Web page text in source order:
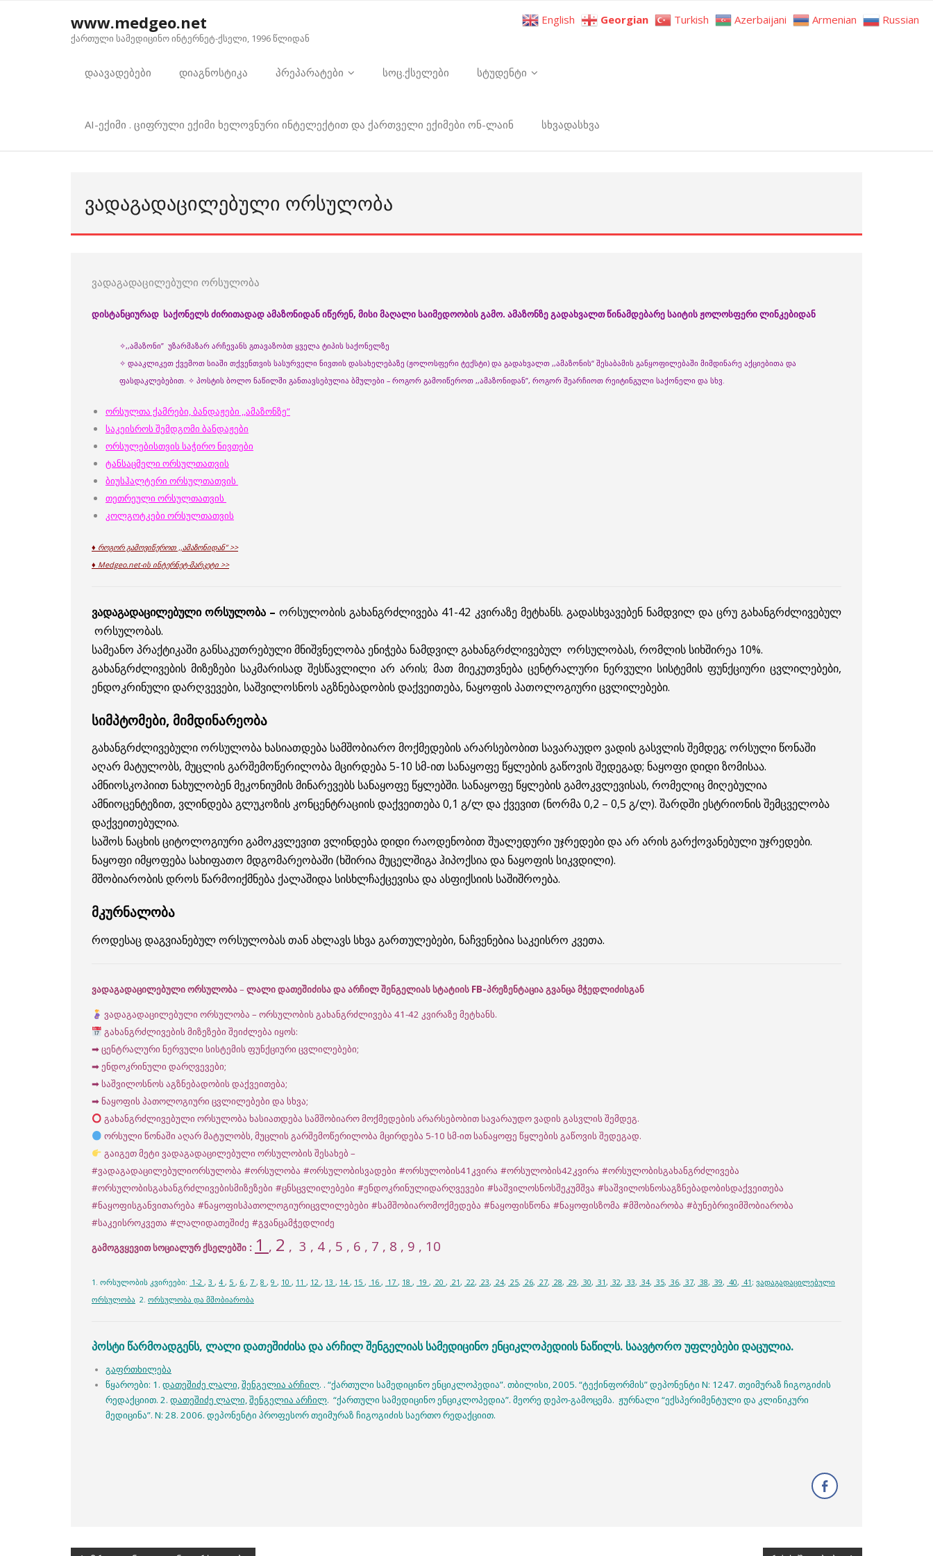
www.medgeo.net
ქართული სამედიცინო ინტერნეტ-ქსელი, 1996 წლიდან
დაავადებები დიაგნოსტიკა პრეპარატები სოც.ქსელები სტუდენტი
AI-ექიმი . ციფრული ექიმი ხელოვნური ინტელექტით და ქართველი ექიმები ონ-ლაინ სხვადასხვა
ᲕᲐᲓᲐᲒᲐᲓᲐᲪᲘᲚᲔᲑᲣᲚᲘ ᲝᲠᲡᲣᲚᲝᲑᲐ
ვადაგადაცილებული ორსულობა
დისტანციურად საქონელს ძირითადად ამაზონიდან იწერენ, მისი მაღალი საიმედოობის გამო. ამაზონზე გადახვალთ წინამდებარე საიტის ჟოლოსფერი ლინკებიდან
✧,,ამაზონი” უზარმაზარ არჩევანს გთავაზობთ ყველა ტიპის საქონელზე
✧ დააკლიკეთ ქვემოთ სიაში თქვენთვის სასურველი ნივთის დასახელებაზე (ჟოლოსფერი ტექსტი) და გადახვალთ ,,ამაზონის“ შესაბამის განყოფილებაში მიმდინარე აქციებითა და
ფასდაკლებებით. ✧ პოსტის ბოლო ნაწილში განთავსებულია ბმულები – როგორ გამოიწეროთ ,,ამაზონიდან”, როგორ შეარჩიოთ რეიტინგული საქონელი და სხვ.
ორსულთა ქამრები, ბანდაჟები ,,ამაზონზე”
საკეისროს შემდგომი ბანდაჟები
ორსულებისთვის საჭირო ნივთები
ტანსაცმელი ორსულთათვის
ბიუსჰალტერი ორსულთათვის
თეთრეული ორსულთათვის
კოლგოტკები ორსულთათვის
♦ როგორ გამოვიწეროთ ,,ამაზონიდან” >>
♦ Medgeo.net-ის ინტერნეტ-მარკეტი >>
ვადაგადაცილებული ორსულობა – ორსულობის გახანგრძლივება 41-42 კვირაზე მეტხანს. გადასხვავებენ ნამდვილ და ცრუ გახანგრძლივებულ
ორსულობას.
სამეანო პრაქტიკაში განსაკუთრებული მნიშვნელობა ენიჭება ნამდვილ გახანგრძლივებულ ორსულობას, რომლის სიხშირეა 10%.
გახანგრძლივების მიზეზები საკმარისად შესწავლილი არ არის; მათ მიეკუთვნება ცენტრალური ნერვული სისტემის ფუნქციური ცვლილებები,
ენდოკრინული დარღვევები, საშვილოსნოს აგზნებადობის დაქვეითება, ნაყოფის პათოლოგიური ცვლილებები.
სიმპტომები, მიმდინარეობა
გახანგრძლივებული ორსულობა ხასიათდება სამშობიარო მოქმედების არარსებობით სავარაუდო ვადის გასვლის შემდეგ; ორსული წონაში
აღარ მატულობს, მუცლის გარშემოწერილობა მცირდება 5-10 სმ-ით სანაყოფე წყლების გაწოვის შედეგად; ნაყოფი დიდი ზომისაა.
ამნიოსკოპიით ნახულობენ მეკონიუმის მინარევებს სანაყოფე წყლებში. სანაყოფე წყლების გამოკვლევისას, რომელიც მიღებულია
ამნიოცენტეზით, ვლინდება გლუკოზის კონცენტრაციის დაქვეითება 0,1 გ/ლ და ქვევით (ნორმა 0,2 – 0,5 გ/ლ). შარდში ესტრიონის შემცველობა
დაქვეითებულია.
საშოს ნაცხის ციტოლოგიური გამოკვლევით ვლინდება დიდი რაოდენობით შუალედური უჯრედები და არ არის გარქოვანებული უჯრედები.
ნაყოფი იმყოფება სახიფათო მდგომარეობაში (ხშირია მუცელშიგა ჰიპოქსია და ნაყოფის სიკვდილი).
მშობიარობის დროს წარმოიქმნება ქალაშიდა სისხლჩაქცევისა და ასფიქსიის საშიშროება.
მკურნალობა
როდესაც დაგვიანებულ ორსულობას თან ახლავს სხვა გართულებები, ნაჩვენებია საკეისრო კვეთა.
ვადაგადაცილებული ორსულობა– ლალი დათეშიძისა და არჩილ შენგელიას სტატიის FB-პრეზენტაცია გვანცა მჭედლიძისგან
ვადაგადაცილებული ორსულობა – ორსულობის გახანგრძლივება 41-42 კვირაზე მეტხანს.
გახანგრძლივების მიზეზები შეიძლება იყოს:
➡ ცენტრალური ნერვული სისტემის ფუნქციური ცვლილებები;
➡ ენდოკრინული დარღვევები;
➡ საშვილოსნოს აგზნებადობის დაქვეითება;
➡ ნაყოფის პათოლოგიური ცვლილებები და სხვა;
გახანგრძლივებული ორსულობა ხასიათდება სამშობიარო მოქმედების არარსებობით სავარაუდო ვადის გასვლის შემდეგ.
ორსული წონაში აღარ მატულობს, მუცლის გარშემოწერილობა მცირდება 5-10 სმ-ით სანაყოფე წყლების გაწოვის შედეგად.
გაიგეთ მეტი ვადაგადაცილებული ორსულობის შესახებ –
#ვადაგადაცილებულიორსულობა #ორსულობა #ორსულობისვადები #ორსულობის41კვირა #ორსულობის42კვირა #ორსულობისგახანგრძლივება
#ორსულობისგახანგრძლივებისმიზეზები #ცნსცვლილებები #ენდოკრინულიდარღვევები #საშვილოსნოსშეკუმშვა #საშვილოსნოსაგზნებადობისდაქვეითება
#ნაყოფისგანვითარება #ნაყოფისპათოლოგიურიცვლილებები #სამშობიარომოქმედება #ნაყოფისწონა #ნაყოფისზომა #მშობიარობა #ბუნებრივიმშობიარობა
#საკეისროკვეთა #ლალიდათეშიძე #გვანცამჭედლიძე
გამოგვყევით სოციალურ ქსელებში : 1 , 2 , 3 , 4 , 5 , 6 , 7 , 8 , 9 , 10
1. ორსულობის კვირეები: 1-2 , 3 , 4 , 5 , 6 , 7 , 8 , 9 , 10 , 11 , 12 , 13 , 14 , 15 , 16 , 17 , 18 , 19 , 20 , 21, 22, 23, 24, 25, 26, 27, 28, 29, 30, 31, 32, 33, 34, 35, 36, 37, 38, 39, 40, 41 ; ვადაგადაცილებული
ორსულობა 2. ორსულობა და მშობიარობა
პოსტი წარმოადგენს, ლალი დათეშიძისა და არჩილ შენგელიას სამედიცინო ენციკლოპედიის ნაწილს. საავტორო უფლებები დაცულია.
გაფრთხილება
წყაროები: 1. დათეშიძე ლალი,შენგელია არჩილ. . “ქართული სამედიცინო ენციკლოპედია”. თბილისი, 2005. “ტექინფორმის” დეპონენტი N: 1247. თეიმურაზ ჩიგოგიძის
რედაქციით. 2. დათეშიძე ლალი,შენგელია არჩილ. “ქართული სამედიცინო ენციკლოპედია”. მეორე დეპო-გამოცემა. ჟურნალი “ექსპერიმენტული და კლინიკური
მედიცინა”. N: 28. 2006. დეპონენტი პროფესორ თეიმურაზ ჩიგოგიძის საერთო რედაქციით.
English Georgian Turkish Azerbaijani Armenian Russian